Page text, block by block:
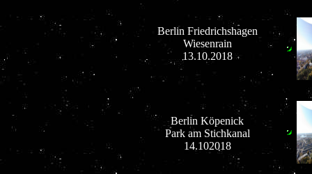
Berlin Friedrichshagen
Wiesenrain
13.10.2018
Berlin Köpenick
Park am Stichkanal
14.102018